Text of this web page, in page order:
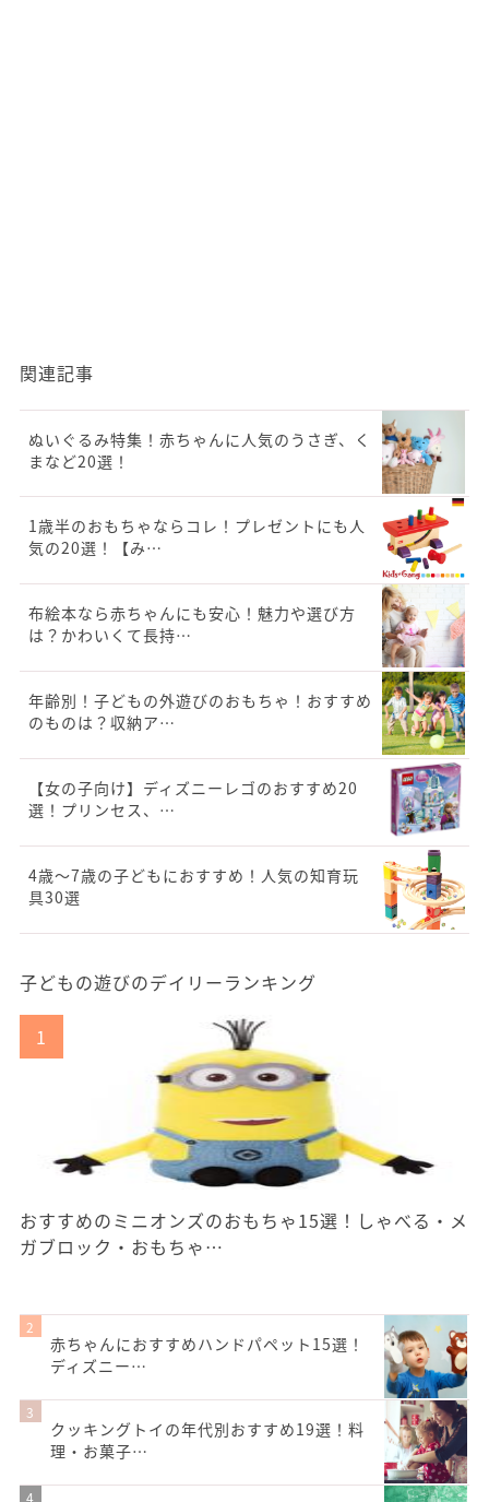
関連記事
ぬいぐるみ特集！赤ちゃんに人気のうさぎ、く
まなど20選！
1歳半のおもちゃならコレ！プレゼントにも人
気の20選！【み…
布絵本なら赤ちゃんにも安心！魅力や選び方
は？かわいくて長持…
年齢別！子どもの外遊びのおもちゃ！おすすめ
のものは？収納ア…
【女の子向け】ディズニーレゴのおすすめ20
選！プリンセス、…
4歳～7歳の子どもにおすすめ！人気の知育玩
具30選
子どもの遊びのデイリーランキング
おすすめのミニオンズのおもちゃ15選！しゃべる・メ
ガブロック・おもちゃ…
赤ちゃんにおすすめハンドパペット15選！
ディズニー…
クッキングトイの年代別おすすめ19選！料
理・お菓子…